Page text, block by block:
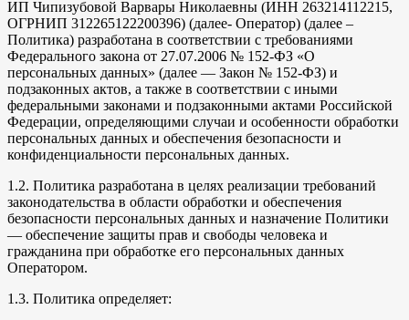
ИП Чипизубовой Варвары Николаевны (ИНН 263214112215,
ОГРНИП 312265122200396) (далее- Оператор) (далее –
Политика) разработана в соответствии с требованиями
Федерального закона от 27.07.2006 № 152-ФЗ «О
персональных данных» (далее — Закон № 152-ФЗ) и
подзаконных актов, а также в соответствии с иными
федеральными законами и подзаконными актами Российской
Федерации, определяющими случаи и особенности обработки
персональных данных и обеспечения безопасности и
конфиденциальности персональных данных.
1.2. Политика разработана в целях реализации требований
законодательства в области обработки и обеспечения
безопасности персональных данных и назначение Политики
— обеспечение защиты прав и свободы человека и
гражданина при обработке его персональных данных
Оператором.
1.3. Политика определяет: